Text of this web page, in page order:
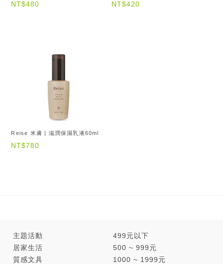
NT$480 NT$420
Reise 米膚 | 滋潤保濕乳液60ml
NT$780
主題活動
居家生活
質感文具
499元以下
500 ~ 999元
1000 ~ 1999元